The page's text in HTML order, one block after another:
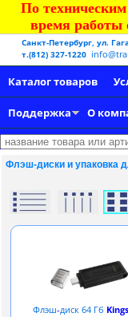
По
время работы
Санкт-Петербург, ул.
т.(812) 327-1220
Каталог товаров
Поддержка О
Флэш-диски и упаковка
Флэш-диск 64 Гб